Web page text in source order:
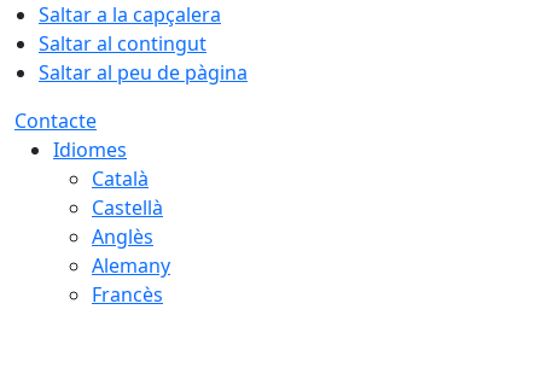
Saltar a la capçalera
Saltar al contingut
Saltar al peu de pàgina
Contacte
Idiomes
Català
Castellà
Anglès
Alemany
Francès